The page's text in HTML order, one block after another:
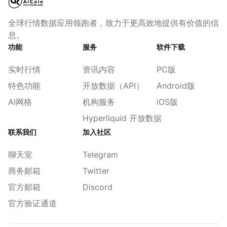
全球行情数据应用领跑者，致力于更高效地提供有价值的信
息。
功能
实时行情
特色功能
AI网格
服务
资讯内容
开放数据（API）
机构服务
Hyperliquid 开放数据
软件下载
PC版
Android版
iOS版
联系我们
聊天室
商务邮箱
官方邮箱
官方验证通道
加入社区
Telegram
Twitter
Discord